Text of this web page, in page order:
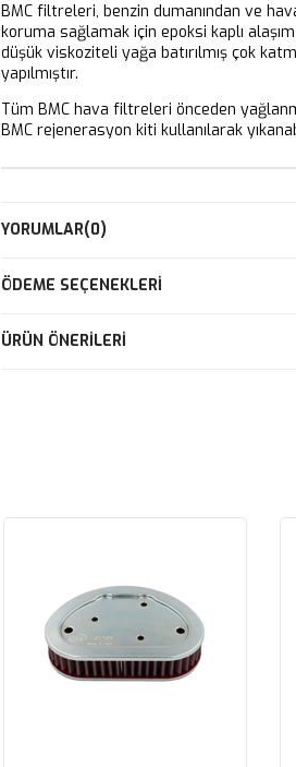
BMC filtreleri, benzin dumanından ve
koruma sağlamak için epoksi kaplı
düşük viskoziteli yağa batırılmış çok
yapılmıştır.
Tüm BMC hava filtreleri önceden
BMC rejenerasyon kiti kullanılarak
YORUMLAR(0)
ÖDEME SEÇENEKLERI
ÜRÜN ÖNERILERI